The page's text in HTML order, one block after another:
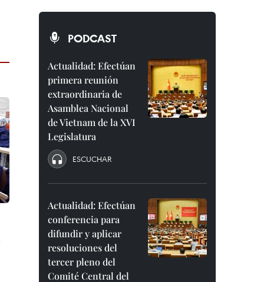
PODCAST
Actualidad: Efectúan
primera reunión
extraordinaria de
Asamblea Nacional
de Vietnam de la XVI
Legislatura
ESCUCHAR
Actualidad: Efectúan
conferencia para
difundir y aplicar
resoluciones del
tercer pleno del
Comité Central del